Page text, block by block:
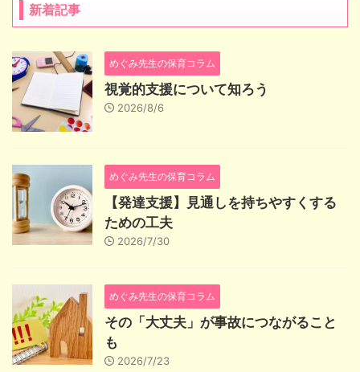
新着記事
めぐみ先生の保育コラム
視覚的支援について知ろう
2026/8/6
めぐみ先生の保育コラム
【発達支援】見通しを持ちやすくする
ための工夫
2026/7/30
めぐみ先生の保育コラム
その「大丈夫」が事故につながること
も
2026/7/23